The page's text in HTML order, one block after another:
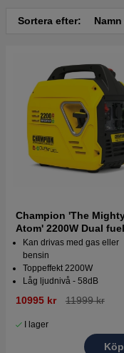
Sortera efter: Namn
Champion 'The
Atom' 2200W Dual fuel
Inverterelverk
Kan drivas med gas eller
bensin
Toppeffekt 2200W
Låg ljudnivå - 58dB
10995 kr 11999 kr
I lager
Köp